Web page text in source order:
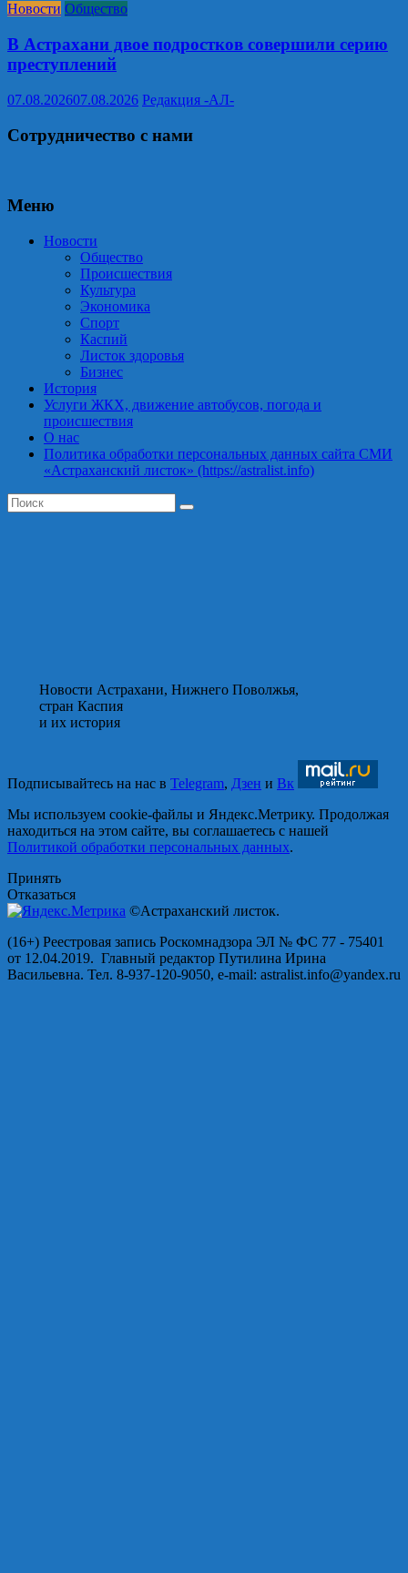
Новости Общество
В Астрахани двое подростков совершили серию
преступлений
07.08.202607.08.2026 Редакция -АЛ-
Сотрудничество с нами
Меню
Новости
Общество
Происшествия
Культура
Экономика
Спорт
Каспий
Листок здоровья
Бизнес
История
Услуги ЖКХ, движение автобусов, погода и
происшествия
О нас
Политика обработки персональных данных сайта СМИ
«Астраханский листок» (https://astralist.info)
Новости Астрахани, Нижнего Поволжья,
стран Каспия
и их история
Подписывайтесь на нас в Telegram, Дзен и Вк
Мы используем cookie-файлы и Яндекс.Метрику. Продолжая
находиться на этом сайте, вы соглашаетесь с нашей
Политикой обработки персональных данных.
Принять
Отказаться
©Астраханский листок.
(16+) Реестровая запись Роскомнадзора ЭЛ № ФС 77 - 75401
от 12.04.2019. Главный редактор Путилина Ирина
Васильевна. Тел. 8-937-120-9050, e-mail: astralist.info@yandex.ru